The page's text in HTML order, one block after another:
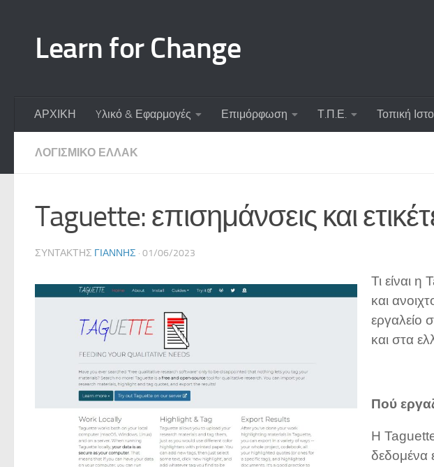
Learn for Change
ΑΡΧΙΚΗ Yλικό & Εφαρμογές Επιμόρφωση Τ.Π.Ε. Τοπική
ΛΟΓΙΣΜΙΚΌ ΕΛΛΑΚ
Taguette: επισημάνσεις και
ΣΥΝΤΆΚΤΗΣ ΓΙΆΝΝΗΣ · 01/06/2023
Τι είναι
και
εργαλείο
και στα
Πού
Η
δεδομένα